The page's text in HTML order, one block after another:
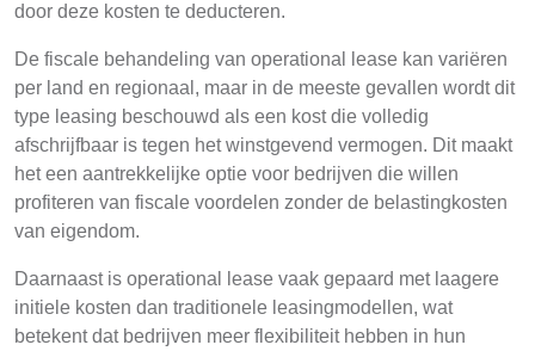
door deze kosten te deducteren.
De fiscale behandeling van operational lease kan variëren
per land en regionaal, maar in de meeste gevallen wordt dit
type leasing beschouwd als een kost die volledig
afschrijfbaar is tegen het winstgevend vermogen. Dit maakt
het een aantrekkelijke optie voor bedrijven die willen
profiteren van fiscale voordelen zonder de belastingkosten
van eigendom.
Daarnaast is operational lease vaak gepaard met laagere
initiele kosten dan traditionele leasingmodellen, wat
betekent dat bedrijven meer flexibiliteit hebben in hun